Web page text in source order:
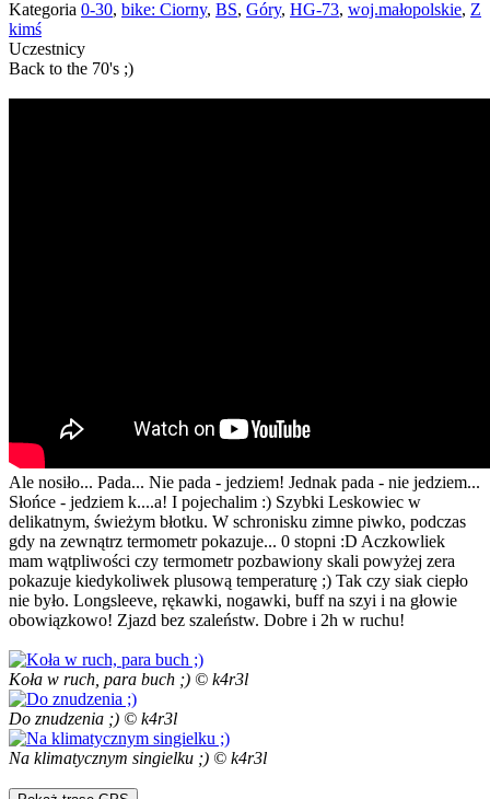
Kategoria 0-30, bike: Ciorny, BS, Góry, HG-73, woj.małopolskie, Z
kimś
Uczestnicy
Back to the 70's ;)
Ale nosiło... Pada... Nie pada - jedziem! Jednak pada - nie jedziem...
Słońce - jedziem k....a! I pojechalim :) Szybki Leskowiec w
delikatnym, świeżym błotku. W schronisku zimne piwko, podczas
gdy na zewnątrz termometr pokazuje... 0 stopni :D Aczkowliek
mam wątpliwości czy termometr pozbawiony skali powyżej zera
pokazuje kiedykoliwek plusową temperaturę ;) Tak czy siak ciepło
nie było. Longsleeve, rękawki, nogawki, buff na szyi i na głowie
obowiązkowo! Zjazd bez szaleństw. Dobre i 2h w ruchu!
Koła w ruch, para buch ;) © k4r3l
Do znudzenia ;) © k4r3l
Na klimatycznym singielku ;) © k4r3l